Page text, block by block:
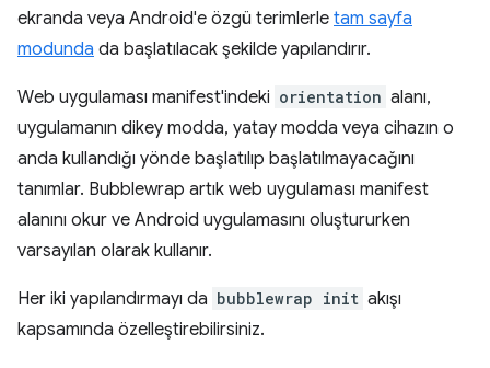
ekranda veya Android'e özgü terimlerle tam sayfa
modunda da başlatılacak şekilde yapılandırır.
Web uygulaması manifest'indeki orientation alanı,
uygulamanın dikey modda, yatay modda veya cihazın o
anda kullandığı yönde başlatılıp başlatılmayacağını
tanımlar. Bubblewrap artık web uygulaması manifest
alanını okur ve Android uygulamasını oluştururken
varsayılan olarak kullanır.
Her iki yapılandırmayı da bubblewrap init akışı
kapsamında özelleştirebilirsiniz.